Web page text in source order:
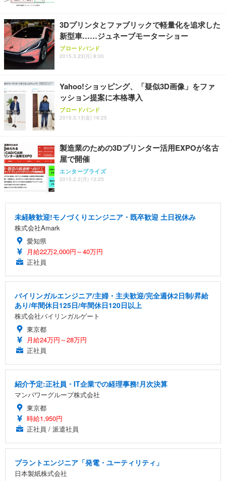
3Dプリンタとファブリックで軽量化を追求した
新型車……ジュネーブモーターショー
ブロードバンド
2015.3.23(月) 8:00
Yahoo!ショッピング、「疑似3D画像」をファ
ッション提案に本格導入
ブロードバンド
2015.3.13(金) 16:25
製造業のための3Dプリンター活用EXPOが名古
屋で開催
エンタープライズ
2015.2.2(月) 13:25
未経験歓迎!モノづくりエンジニア・既卒歓迎 土日祝休み
株式会社Amark
愛知県
月給22万2,000円～40万円
正社員
バイリンガルエンジニア/主婦・主夫歓迎/完全週休2日制/昇給
あり/年間休日125日/年間休日120日以上
株式会社バイリンガルゲート
東京都
月給24万円～28万円
正社員
紹介予定:正社員・IT企業での経理事務!月次決算
マンパワーグループ株式会社
東京都
時給1,950円
正社員 / 派遣社員
プラントエンジニア「発電・ユーティリティ」
日本製紙株式会社